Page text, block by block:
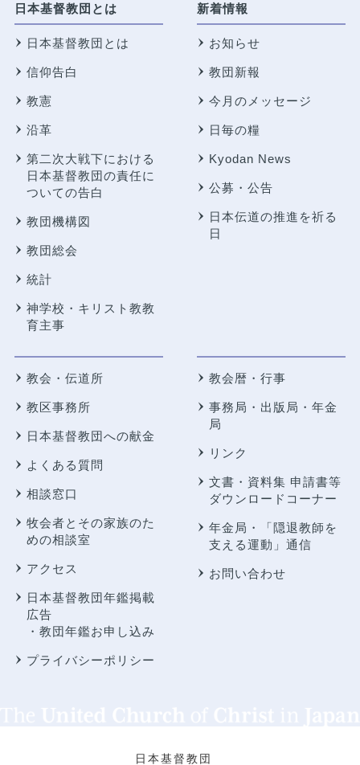
日本基督教団とは
日本基督教団とは
信仰告白
教憲
沿革
第二次大戦下における
日本基督教団の責任に
ついての告白
教団機構図
教団総会
統計
神学校・キリスト教教
育主事
新着情報
お知らせ
教団新報
今月のメッセージ
日毎の糧
Kyodan News
公募・公告
日本伝道の推進を祈る
日
教会・伝道所
教区事務所
日本基督教団への献金
よくある質問
相談窓口
牧会者とその家族のた
めの相談室
アクセス
日本基督教団年鑑掲載
広告
・教団年鑑お申し込み
プライバシーポリシー
教会暦・行事
事務局・出版局・年金
局
リンク
文書・資料集 申請書等
ダウンロードコーナー
年金局・
「隠退教師を
支える運動」通信
お問い合わせ
日本基督教団